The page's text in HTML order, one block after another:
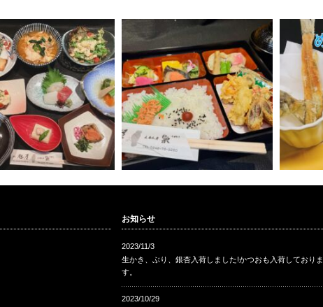
お知らせ
2023/11/3
生かき、ぶり、銀杏入荷しました!かつおも入荷しておりま
す。
2023/10/29